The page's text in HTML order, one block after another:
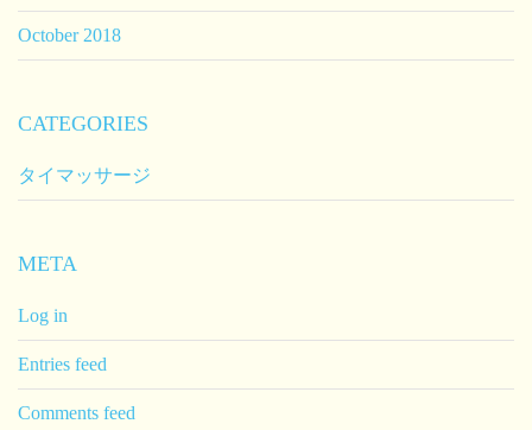
October 2018
CATEGORIES
タイマッサージ
META
Log in
Entries feed
Comments feed